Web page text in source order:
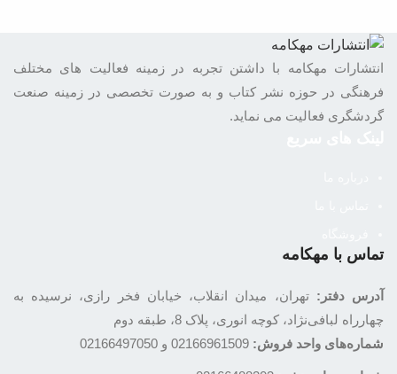
انتشارات مهکامه با داشتن تجربه در زمینه فعالیت های مختلف
فرهنگی در حوزه نشر کتاب و به صورت تخصصی در زمینه صنعت
گردشگری فعالیت می نماید.
تماس با مهکامه
آدرس دفتر: تهران، میدان انقلاب، خیابان فخر رازی، نرسیده به
چهارراه لبافی‌نژاد، کوچه انوری، پلاک 8، طبقه دوم
شماره‌های واحد فروش: 02166961509 و 02166497050